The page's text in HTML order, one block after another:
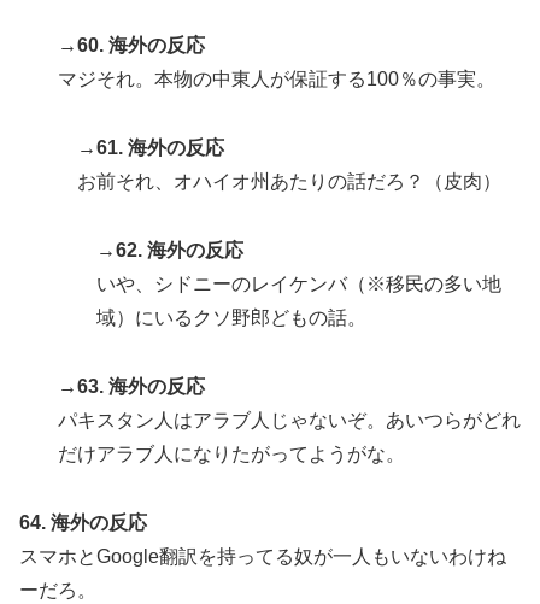
→60. 海外の反応
マジそれ。本物の中東人が保証する100％の事実。
→61. 海外の反応
お前それ、オハイオ州あたりの話だろ？（皮肉）
→62. 海外の反応
いや、シドニーのレイケンバ（※移民の多い地
域）にいるクソ野郎どもの話。
→63. 海外の反応
パキスタン人はアラブ人じゃないぞ。あいつらがどれ
だけアラブ人になりたがってようがな。
64. 海外の反応
スマホとGoogle翻訳を持ってる奴が一人もいないわけね
ーだろ。